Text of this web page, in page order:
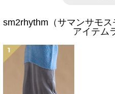
sm2rhythm（サマンサモ
アイテム
1